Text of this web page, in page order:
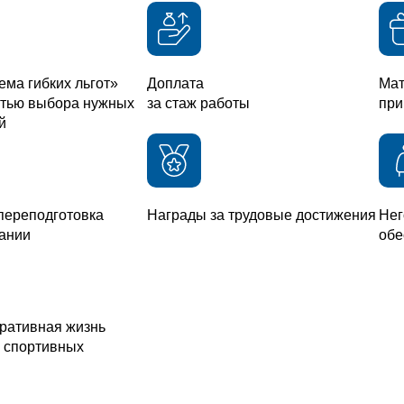
гибких льгот»
выбора нужных
Доплата
за стаж работы
Награды за трудовые достижения
жизнь